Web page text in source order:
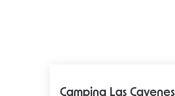
Camping Las Cavenes